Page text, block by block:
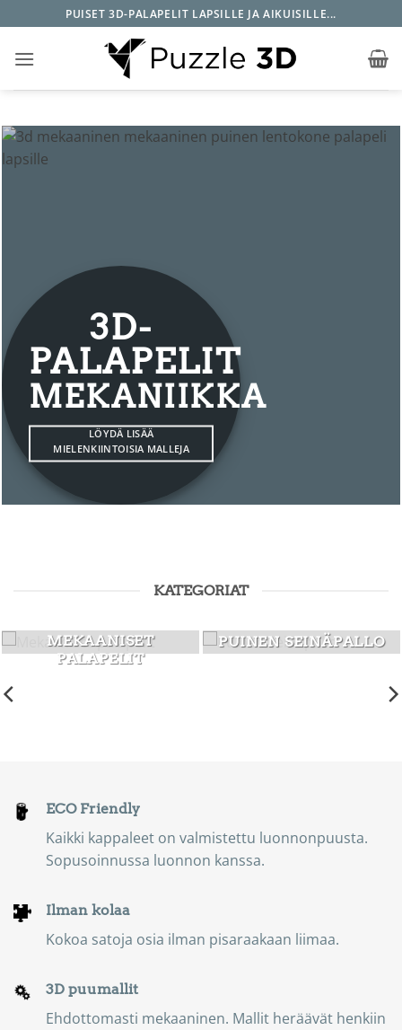
to
content
PUISET 3D-PALAPELIT LAPSILLE JA AIKUISILLE...
3D-
PALAPELIT
MEKANIIKKA
LÖYDÄ LISÄÄ
MIELENKIINTOISIA MALLEJA
KATEGORIAT
MEKAANISET
PALAPELIT
PUINEN SEINÄPALLO
ECO Friendly
Kaikki kappaleet on valmistettu luonnonpuusta.
Sopusoinnussa luonnon kanssa.
Ilman kolaa
Kokoa satoja osia ilman pisaraakaan liimaa.
3D puumallit
Ehdottomasti mekaaninen. Mallit heräävät henkiin